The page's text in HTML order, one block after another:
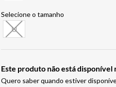
U
Este produto não está disponível
Quero saber quando estiver